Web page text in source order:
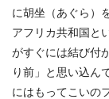
に胡坐（あぐら）
アフリカ共和国と
がすぐには結び付
り前」と思い込ん
にはもってこいの